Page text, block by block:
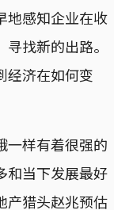
地感知企业在收
找新的出路。
经济在如何变
一样有着很强的
和当下发展最好
产猎头赵兆预估